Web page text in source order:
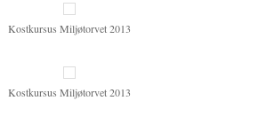
Kostkursus Miljøtorvet 2013
Kostkursus Miljøtorvet 2013